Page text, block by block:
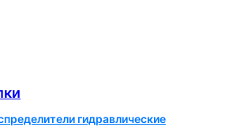
гидравлические